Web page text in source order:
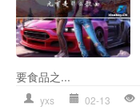
要食品之...
yxs 02-13